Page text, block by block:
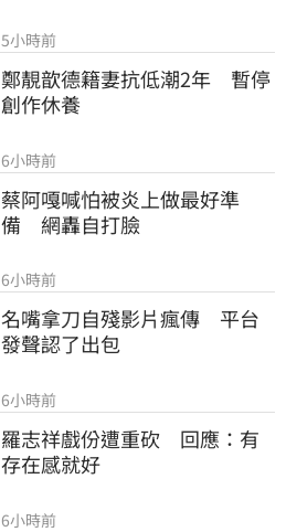
5小時前
鄭靚歆德籍妻抗低潮2年　暫停
創作休養
6小時前
蔡阿嘎喊怕被炎上做最好準
備　網轟自打臉
6小時前
名嘴拿刀自殘影片瘋傳　平台
發聲認了出包
6小時前
羅志祥戲份遭重砍　回應：有
存在感就好
6小時前